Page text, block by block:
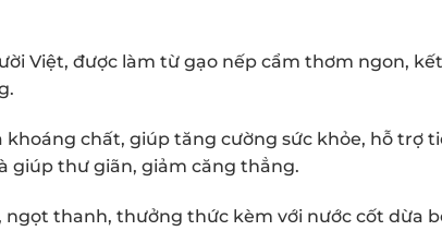
Việt, được làm từ gạo nếp cẩm thơm ngon,
chất, giúp tăng cường sức khỏe, hỗ trợ
giúp thư giãn, giảm căng thẳng.
ngọt thanh, thưởng thức kèm với nước cốt dừa